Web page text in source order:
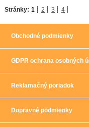
Stránky: 1 2 3 4
Obchodné podmienky
GDPR ochrana osobných
Reklamačný poriadok
Dopravné podmienky